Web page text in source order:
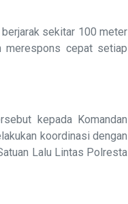
sekitar 100 meter
merespons cepat setiap
kepada Komandan
koordinasi dengan
Lalu Lintas Polresta